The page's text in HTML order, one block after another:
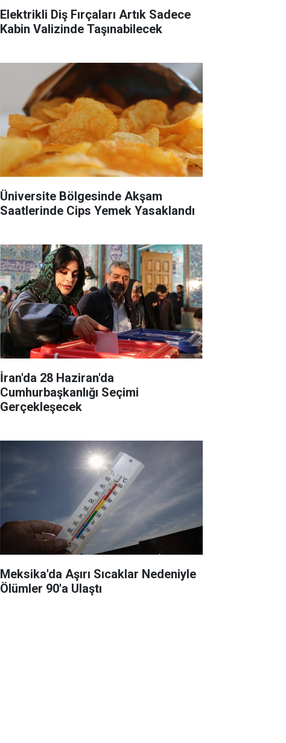
Elektrikli Diş Fırçaları Artık Sadece
Kabin Valizinde Taşınabilecek
Üniversite Bölgesinde Akşam
Saatlerinde Cips Yemek Yasaklandı
İran'da 28 Haziran'da
Cumhurbaşkanlığı Seçimi
Gerçekleşecek
Meksika'da Aşırı Sıcaklar Nedeniyle
Ölümler 90'a Ulaştı